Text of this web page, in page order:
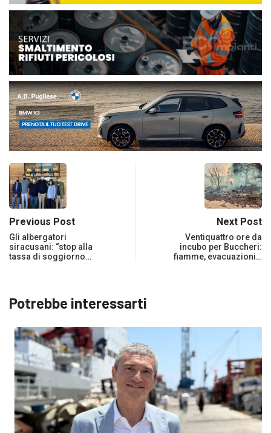
Previous Post
Gli albergatori
siracusani: “stop alla
tassa di soggiorno…
Next Post
Ventiquattro ore da
incubo per Buccheri:
fiamme, evacuazioni…
Potrebbe interessarti